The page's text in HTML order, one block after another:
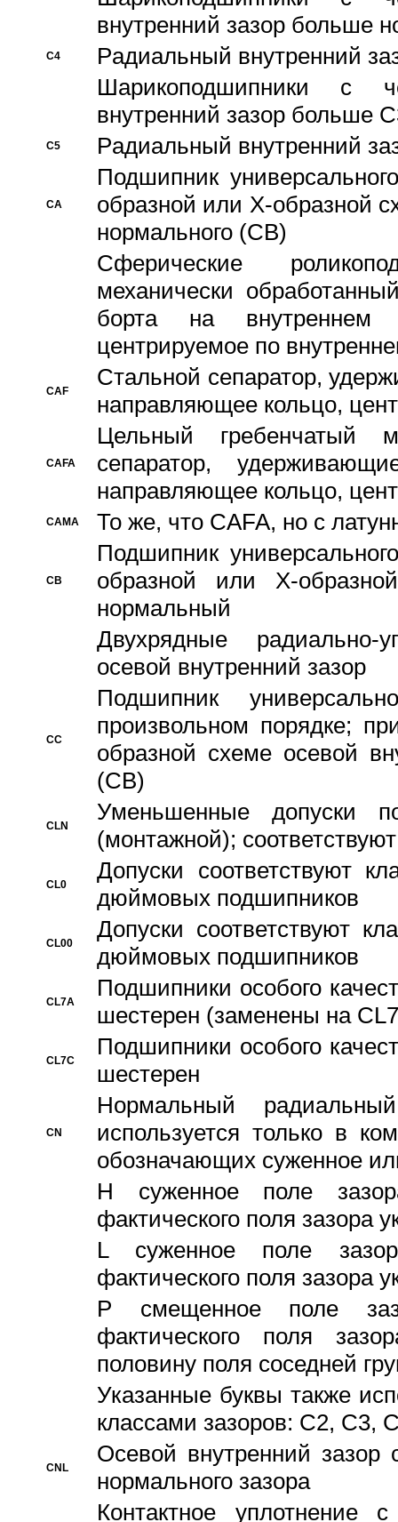
внутренний зазор больше
C4
Pадиальный внутренний
Шарикоподшипники с
внутренний зазор больше
C5 Pадиальный внутренний
CA
Подшипник
образной или Х-образной
нормального (CB)
Сферические
механически
борта на внутреннем
центрируемое по
CAF
Стальной сепаратор,
направляющее кольцо,
CAFA
Цельный гребенчатый
сепаратор,
направляющее кольцо,
CAMA То же, что CAFA, но с
CB
Подшипник
образной или Х-
нормальный
Двухрядные радиально-
осевой внутренний зазор
CC
Подшипник
произвольном порядке;
образной схеме осевой
(CB)
CLN
Уменьшенные
(монтажной);
CL0
Допуски соответствуют
дюймовых подшипников
CL00
Допуски соответствуют
дюймовых подшипников
CL7A
Подшипники особого
шестерен (заменены на
CL7C
Подшипники особого
шестерен
CN
Hормальный
используется только в
обозначающих суженное
H суженное поле
фактического поля зазора
L суженное поле
фактического поля зазора
P смещенное поле
фактического поля
половину поля соседней
Указанные буквы также
классами зазоров: С2,
CNL
Осевой внутренний зазор
нормального зазора
Контактное уплотнение